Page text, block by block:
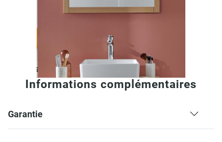
Informations complémentaires
Garantie